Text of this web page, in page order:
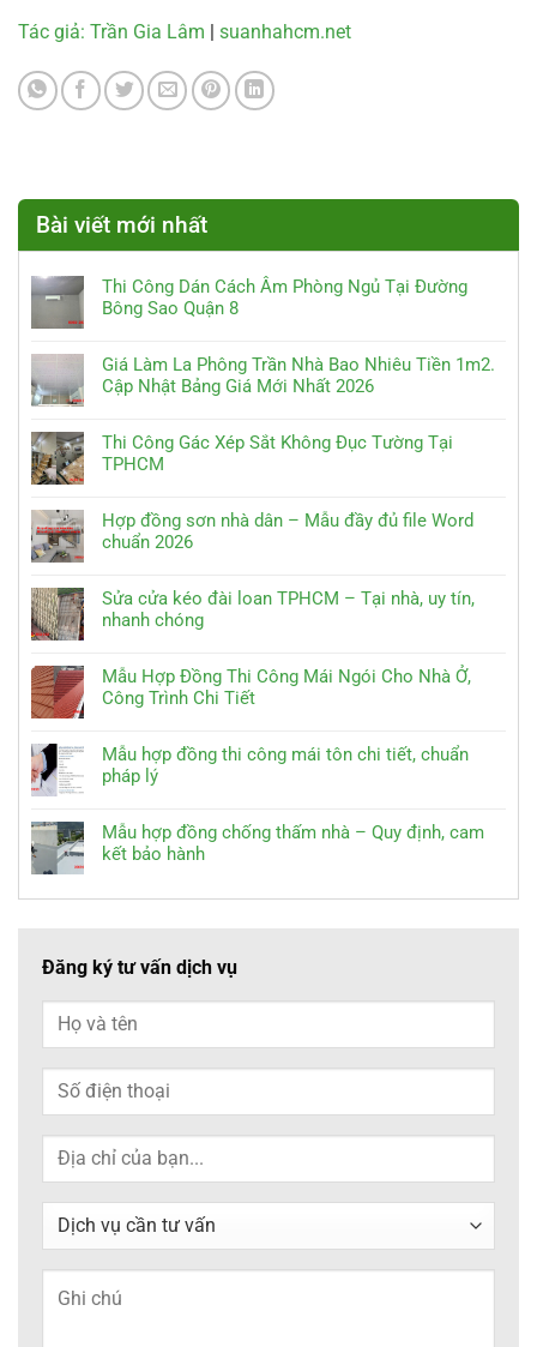
Tác giả: Trần Gia Lâm | suanhahcm.net
Bài viết mới nhất
Thi Công Dán Cách Âm Phòng Ngủ Tại Đường
Bông Sao Quận 8
Giá Làm La Phông Trần Nhà Bao Nhiêu Tiền 1m2.
Cập Nhật Bảng Giá Mới Nhất 2026
Thi Công Gác Xép Sắt Không Đục Tường Tại
TPHCM
Hợp đồng sơn nhà dân – Mẫu đầy đủ file Word
chuẩn 2026
Sửa cửa kéo đài loan TPHCM – Tại nhà, uy tín,
nhanh chóng
Mẫu Hợp Đồng Thi Công Mái Ngói Cho Nhà Ở,
Công Trình Chi Tiết
Mẫu hợp đồng thi công mái tôn chi tiết, chuẩn
pháp lý
Mẫu hợp đồng chống thấm nhà – Quy định, cam
kết bảo hành
Đăng ký tư vấn dịch vụ